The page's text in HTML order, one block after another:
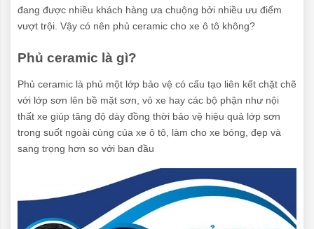
đang được nhiều khách hàng ưa chuộng bởi nhiều ưu điểm
vượt trội. Vậy có nên phủ ceramic cho xe ô tô không?
Phủ ceramic là gì?
Phủ ceramic là phủ một lớp bảo vệ có cấu tạo liên kết chặt chẽ
với lớp sơn lên bề mặt sơn, vỏ xe hay các bộ phận như nội
thất xe giúp tăng độ dày đồng thời bảo vệ hiệu quả lớp sơn
trong suốt ngoài cùng của xe ô tô, làm cho xe bóng, đẹp và
sang trọng hơn so với ban đầu